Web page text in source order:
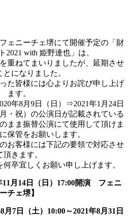
ェニーチェ堺にて開催予定の「財
2021 with 姫野達也」は、
重ねてまいりましたが、延期させ
とになりました。
た皆様には心よりお詫び申し上げ
ます。
年8月9日（日）⇒2021年1月24日
・祝）の公演日が記載されている
まま振替公演にて使用して頂けま
保管をお願いします。
お客様には下記の要領で対応させ
頂きます。
卒宜しくお願い申し上げます。
11月14日（日）17:00開演 フェニ
ーチェ堺】
7日（土）10:00～2021年8月31日